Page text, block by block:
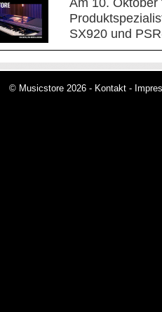
Am 10.
SX920 und
© Musicstore 2026 - Kontakt -